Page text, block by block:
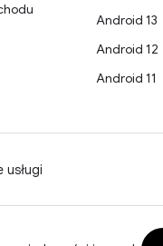
Android 13
Android 12
Android 11
usługi